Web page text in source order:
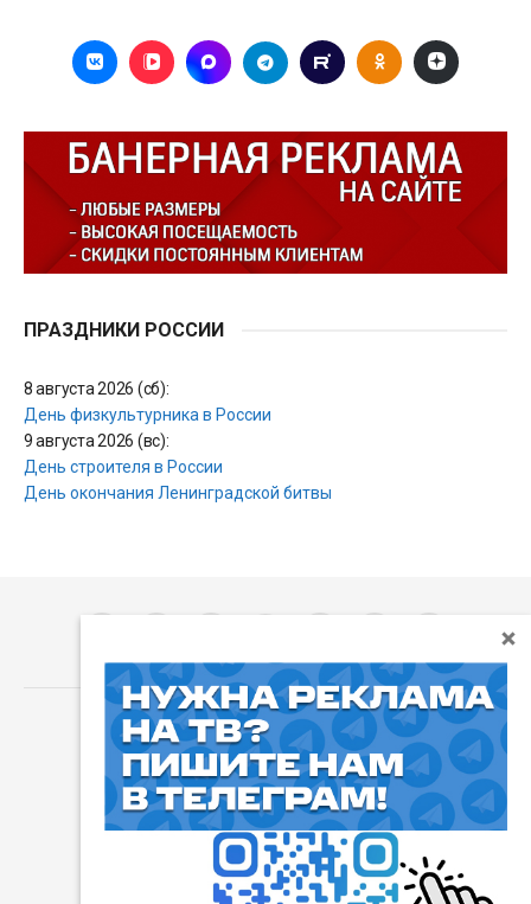
ПРАЗДНИКИ РОССИИ
8 августа 2026 (сб):
День физкультурника в России
9 августа 2026 (вс):
День строителя в России
День окончания Ленинградской битвы